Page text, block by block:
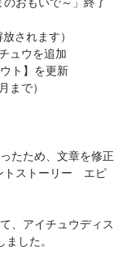
されます）
ュウを追加
ト】を更新
まで）
たため、文章を修正
トストーリー エピ
、アイチュウディス
した。